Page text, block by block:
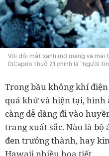
Với đôi mắt xanh mơ màng và mái
DiCaprio thuở 21 chính là “người
Trong bầu không khí
quá khứ và hiện tại, hình
càng dễ dàng đi vào
trang xuất sắc. Nào là bộ
đen trưởng thành, hay